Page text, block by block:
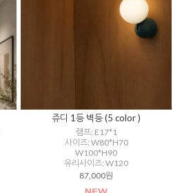
쥬디 1등 벽등 (5 color )
램프: E17*1
사이즈: W80*H70
W100*H90
유리사이즈: W120
87,000원